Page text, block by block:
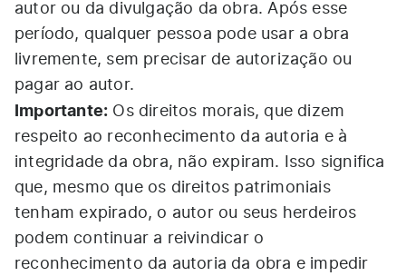
autor ou da divulgação da obra. Após esse
período, qualquer pessoa pode usar a obra
livremente, sem precisar de autorização ou
pagar ao autor.
Importante: Os direitos morais, que dizem
respeito ao reconhecimento da autoria e à
integridade da obra, não expiram. Isso significa
que, mesmo que os direitos patrimoniais
tenham expirado, o autor ou seus herdeiros
podem continuar a reivindicar o
reconhecimento da autoria da obra e impedir